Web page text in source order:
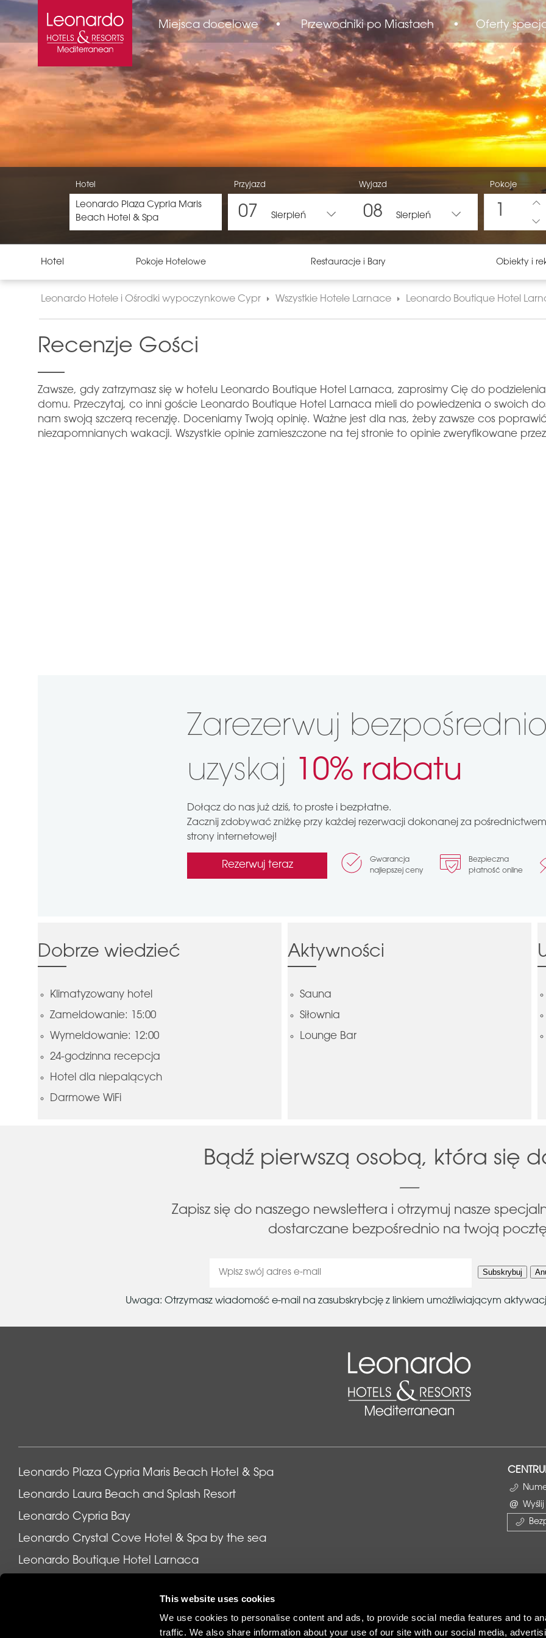
This website uses cookies
We use cookies to personalise content and ads, to provide social media features and to
traffic. We also share information about your use of our site with our social media,
Miejsca docelowe • Przewodniki po Miastach • Oferty
Hotel
Leonardo Plaza Cypria Maris
Beach Hotel & Spa
Przyjazd
07 Sierpień
Wyjazd
08 Sierpień
Pokoje
1
Hotel Pokoje Hotelowe Restauracje i Bary Obiekty i
Leonardo Hotele i Ośrodki wypoczynkowe Cypr Wszystkie Hotele Larnace Leonardo Boutique Hotel
Recenzje Gości
Zawsze, gdy zatrzymasz się w hotelu Leonardo Boutique Hotel Larnaca, zaprosimy Cię do
domu. Przeczytaj, co inni goście Leonardo Boutique Hotel Larnaca mieli do powiedzenia o swoich
nam swoją szczerą recenzję. Doceniamy Twoją opinię. Ważne jest dla nas, żeby zawsze cos
niezapomnianych wakacji. Wszystkie opinie zamieszczone na tej stronie to opinie zweryfikowane przez
Zarezerwuj
uzyskaj
10% rabatu
Dołącz do nas już dziś, to proste i bezpłatne.
Zacznij zdobywać zniżkę przy każdej rezerwacji dokonanej za
strony internetowej!
Rezerwuj teraz
Gwarancja
najlepszej ceny
Bezpieczna
płatność online
Dobrze wiedzieć
Klimatyzowany hotel
Zameldowanie: 15:00
Wymeldowanie: 12:00
24-godzinna recepcja
Hotel dla niepalących
Darmowe WiFi
Aktywności
Sauna
Siłownia
Lounge Bar
Bądź pierwszą osobą, która się
Zapisz się do naszego newslettera i otrzymuj nasze
dostarczane bezpośrednio na twoją
Subskrybuj
Uwaga: Otrzymasz wiadomość e-mail na zasubskrybcję z linkiem umożliwiającym
Leonardo Plaza Cypria Maris Beach Hotel & Spa
Leonardo Laura Beach and Splash Resort
Leonardo Cypria Bay
Leonardo Crystal Cove Hotel & Spa by the sea
Leonardo Boutique Hotel Larnaca